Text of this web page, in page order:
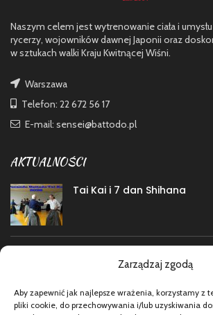
Zarządzaj zgodą
Aby zapewnić jak najlepsze wrażenia, korzystamy z
pliki cookie, do przechowywania i/lub uzyskiwania
Naszym celem jest wytrenowanie ciała i
rycerzy, wojowników dawnej Japonii oraz
w sztukach walki Kraju Kwitnącej Wiśni.
Warszawa
Telefon: 22 672 56 17
E-mail: sensei@battodo.pl
AKTUALNOŚCI
Tai Kai i 7 dan Shihana